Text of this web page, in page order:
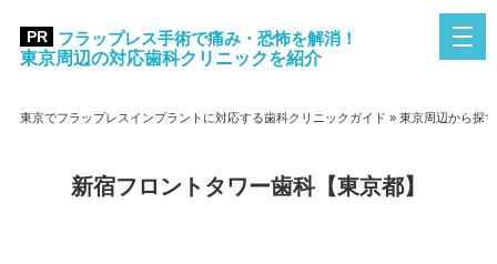
フラップレス手術で痛み・恐怖を解消！
東京周辺の対応歯科クリニックを紹介
東京でフラップレスインプラントに対応する歯科クリニックガイド » 東京周辺から探
新宿フロントタワー歯科【東京都】